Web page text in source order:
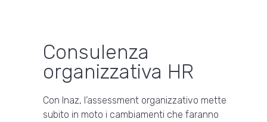
Consulenza
organizzativa HR
Con Inaz, l’assessment organizzativo mette
subito in moto i cambiamenti che faranno